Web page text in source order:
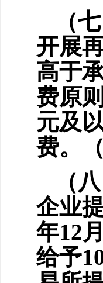
（
开展
高于
费原
元及
费。
（
企业
年12
给予